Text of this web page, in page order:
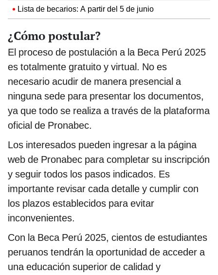
Lista de becarios: A partir del 5 de junio
¿Cómo postular?
El proceso de postulación a la Beca Perú 2025
es totalmente gratuito y virtual. No es
necesario acudir de manera presencial a
ninguna sede para presentar los documentos,
ya que todo se realiza a través de la plataforma
oficial de Pronabec.
Los interesados pueden ingresar a la página
web de Pronabec para completar su inscripción
y seguir todos los pasos indicados. Es
importante revisar cada detalle y cumplir con
los plazos establecidos para evitar
inconvenientes.
Con la Beca Perú 2025, cientos de estudiantes
peruanos tendrán la oportunidad de acceder a
una educación superior de calidad y